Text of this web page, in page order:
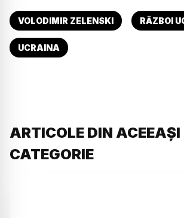
VOLODIMIR ZELENSKI RĂZBOI
UCRAINA
ARTICOLE DIN ACEEAȘI
CATEGORIE